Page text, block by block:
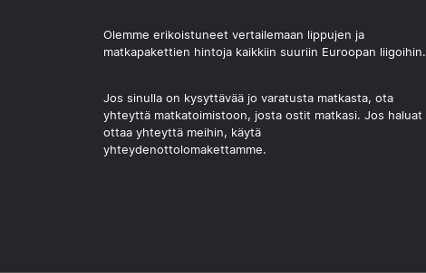
Olemme erikoistuneet vertailemaan lippujen ja
matkapakettien hintoja kaikkiin suuriin Euroopan liigoihin.
Jos sinulla on kysyttävää jo varatusta matkasta, ota
yhteyttä matkatoimistoon, josta ostit matkasi. Jos haluat
ottaa yhteyttä meihin, käytä
yhteydenottolomakettamme.